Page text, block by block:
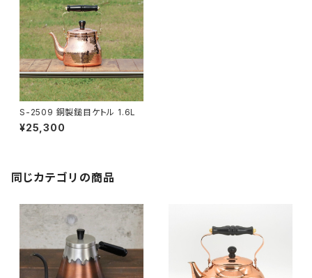
S-2509 銅製鎚目ケトル 1.6L
¥25,300
同じカテゴリの商品